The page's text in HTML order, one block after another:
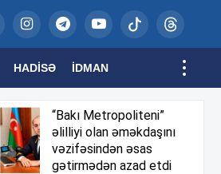
HADISƏ İDMAN
“Bakı Metropoliteni”
əlilliyi olan əməkdaşını
vəzifəsindən əsas
gətirmədən azad etdi